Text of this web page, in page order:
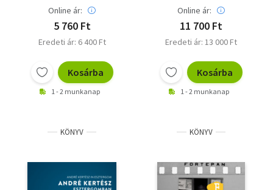
Online ár:
5 760 Ft
Eredeti ár: 6 400 Ft
Kosárba
1 - 2 munkanap
Online ár:
11 700 Ft
Eredeti ár: 13 000 Ft
Kosárba
1 - 2 munkanap
KÖNYV KÖNYV